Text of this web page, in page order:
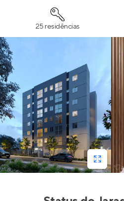
25 residências